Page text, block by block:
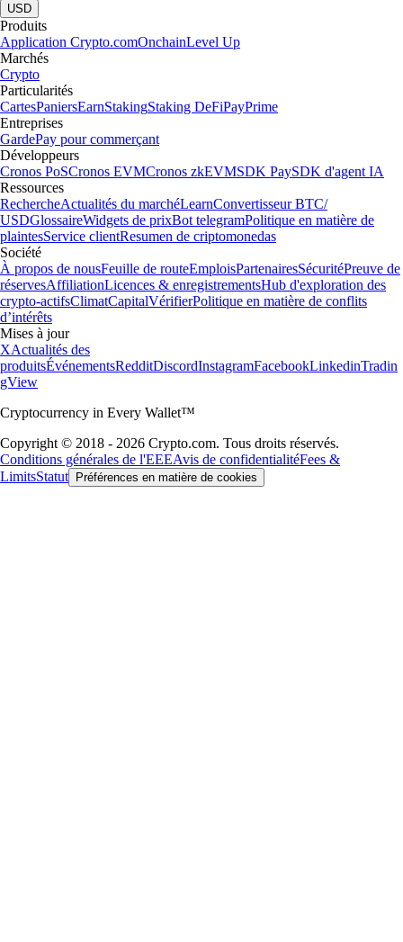
USD
Produits
Application Crypto.comOnchainLevel Up
Marchés
Crypto
Particularités
CartesPaniersEarnStakingStaking DeFiPayPrime
Entreprises
GardePay pour commerçant
Développeurs
Cronos PoSCronos EVMCronos zkEVMSDK PaySDK d'agent IA
Ressources
RechercheActualités du marchéLearnConvertisseur BTC/
USDGlossaireWidgets de prixBot telegramPolitique en matière de
plaintesService clientResumen de criptomonedas
Société
À propos de nousFeuille de routeEmploisPartenairesSécuritéPreuve de
réservesAffiliationLicences & enregistrementsHub d'exploration des
crypto-actifsClimatCapitalVérifierPolitique en matière de conflits
d’intérêts
Mises à jour
XActualités des
produitsÉvénementsRedditDiscordInstagramFacebookLinkedinTradin
gView
Cryptocurrency in Every Wallet™
Copyright © 2018 - 2026 Crypto.com. Tous droits réservés.
Conditions générales de l'EEEAvis de confidentialitéFees &
LimitsStatut Préférences en matière de cookies